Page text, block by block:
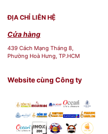
Bộ quà tặng ấm trà
ĐỊA CHỈ LIÊN HỆ
Cửa hàng
439 Cách Mạng Tháng 8,
Phường Hoà Hưng, TP.HCM
Website cùng Công ty